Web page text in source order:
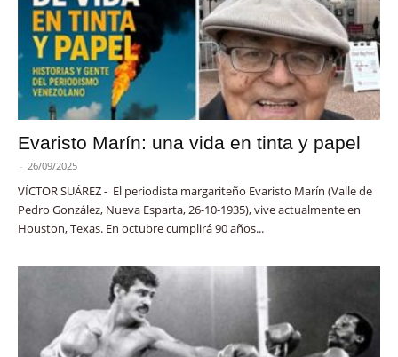
Evaristo Marín: una vida en tinta y papel
- 26/09/2025
VÍCTOR SUÁREZ - El periodista margariteño Evaristo Marín (Valle de
Pedro González, Nueva Esparta, 26-10-1935), vive actualmente en
Houston, Texas. En octubre cumplirá 90 años...